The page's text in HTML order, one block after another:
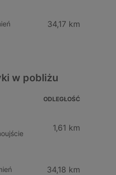
34,17 km
w pobliżu
ODLEGŁOŚĆ
1,61 km
34,18 km